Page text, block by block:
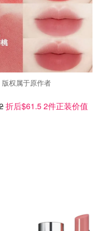
权属于原作者
折后$61.5 2件正装价值